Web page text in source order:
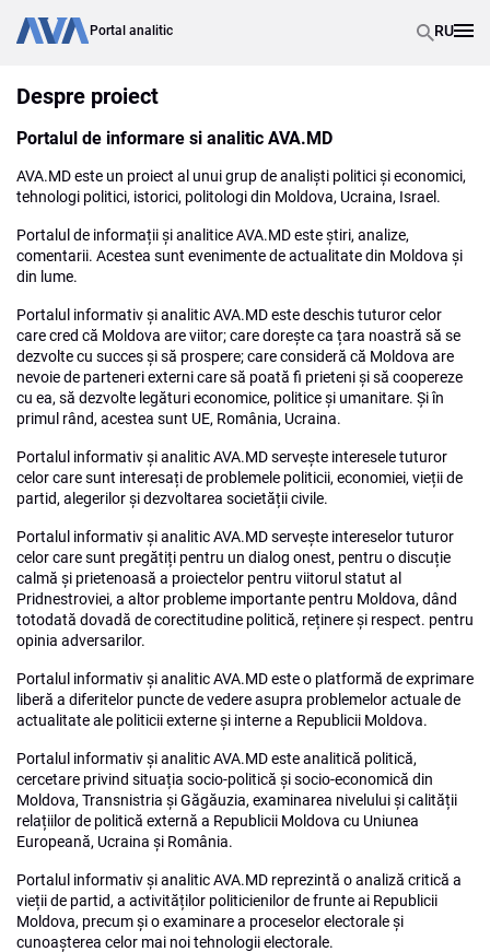
Portal analitic RU
Despre proiect
Portalul de informare si analitic AVA.MD
AVA.MD este un proiect al unui grup de analiști politici și economici,
tehnologi politici, istorici, politologi din Moldova, Ucraina, Israel.
Portalul de informații și analitice AVA.MD este știri, analize,
comentarii. Acestea sunt evenimente de actualitate din Moldova și
din lume.
Portalul informativ și analitic AVA.MD este deschis tuturor celor
care cred că Moldova are viitor; care dorește ca țara noastră să se
dezvolte cu succes și să prospere; care consideră că Moldova are
nevoie de parteneri externi care să poată fi prieteni și să coopereze
cu ea, să dezvolte legături economice, politice și umanitare. Și în
primul rând, acestea sunt UE, România, Ucraina.
Portalul informativ și analitic AVA.MD servește interesele tuturor
celor care sunt interesați de problemele politicii, economiei, vieții de
partid, alegerilor și dezvoltarea societății civile.
Portalul informativ și analitic AVA.MD servește intereselor tuturor
celor care sunt pregătiți pentru un dialog onest, pentru o discuție
calmă și prietenoasă a proiectelor pentru viitorul statut al
Pridnestroviei, a altor probleme importante pentru Moldova, dând
totodată dovadă de corectitudine politică, reținere și respect. pentru
opinia adversarilor.
Portalul informativ și analitic AVA.MD este o platformă de exprimare
liberă a diferitelor puncte de vedere asupra problemelor actuale de
actualitate ale politicii externe și interne a Republicii Moldova.
Portalul informativ și analitic AVA.MD este analitică politică,
cercetare privind situația socio-politică și socio-economică din
Moldova, Transnistria și Găgăuzia, examinarea nivelului și calității
relațiilor de politică externă a Republicii Moldova cu Uniunea
Europeană, Ucraina și România.
Portalul informativ și analitic AVA.MD reprezintă o analiză critică a
vieții de partid, a activităților politicienilor de frunte ai Republicii
Moldova, precum și o examinare a proceselor electorale și
cunoașterea celor mai noi tehnologii electorale.